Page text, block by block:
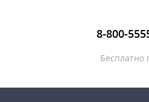
8-800-
Бесплатно